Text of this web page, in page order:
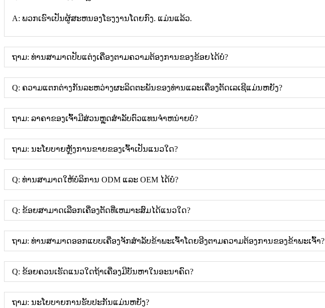
A: ພວກເຮົາເປັນຜູ້ສະຫນອງໂຮງງານໂດຍກົງ. ແມ່ນແລ້ວ.
ຖາມ: ທ່ານສາມາດປັບແຕ່ງເຄື່ອງຕາມຄວາມຕ້ອງການຂອງຂ້ອຍໄດ້ບໍ?
Q: ຄວາມແຕກຕ່າງກັນລະຫວ່າງຜະລິດຕະພັນຂອງທ່ານແລະເຄື່ອງຕັດເລເຊີແມ່ນຫຍັງ?
ຖາມ: ລາຄາຂອງເຈົ້າມີສ່ວນຫຼຸດສໍາລັບຕົວແທນຈໍາຫນ່າຍບໍ?
ຖາມ: ນະໂຍບາຍຫຼັງການຂາຍຂອງເຈົ້າເປັນແນວໃດ?
Q: ທ່ານສາມາດໃຫ້ບໍລິການ ODM ແລະ OEM ໄດ້ບໍ?
Q: ຂ້ອຍສາມາດເລືອກເຄື່ອງຕັດທີ່ເຫມາະສົມໄດ້ແນວໃດ?
ຖາມ: ທ່ານສາມາດອອກແບບເຄື່ອງຈັກສໍາລັບຂ້າພະເຈົ້າໂດຍອີງຕາມຄວາມຕ້ອງການຂອງຂ້າພະເຈົ້າ?
Q: ຂ້ອຍຄວນເຮັດແນວໃດຖ້າເຄື່ອງມີບັນຫາໃນອະນາຄົດ?
ຖາມ: ນະໂຍບາຍການຮັບປະກັນແມ່ນຫຍັງ?